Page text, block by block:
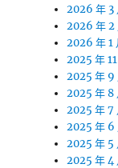
2026 年 3
2026 年 2
2026 年 1
2025 年 11
2025 年 9
2025 年 8
2025 年 7
2025 年 6
2025 年 5
2025 年 4